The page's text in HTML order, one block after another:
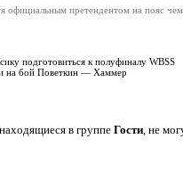
официальным претендентом на пояс
подготовиться к полуфиналу WBSS
на бой Поветкин — Хаммер
в группе Гости, не